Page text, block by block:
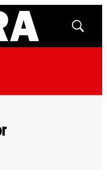
Mostrar